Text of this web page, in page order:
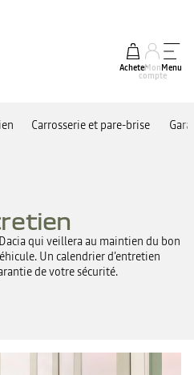
AcheterMon
compte
Menu
Carrosserie et pare-brise
qui veillera au maintien du bon
Un calendrier d’entretien
de votre sécurité.